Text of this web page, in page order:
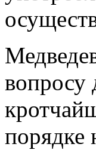
вопросу
порядке